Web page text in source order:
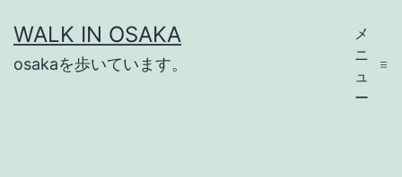
ン
テ
WALK IN OSAKA
osakaを歩いています。
メ
ニ
ュ
ー